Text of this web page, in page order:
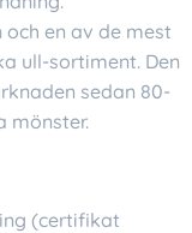
en av de mest
ull-sortiment. Den
sedan 80-
mönster.
(certifikat